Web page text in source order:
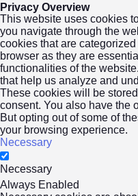
Privacy Overview
This website uses cookies
you navigate through the
cookies that are
browser as they are
functionalities of the
that help us analyze and
These cookies will be
consent. You also have the
But opting out of some of
your browsing experience.
Necessary
Necessary
Always Enabled